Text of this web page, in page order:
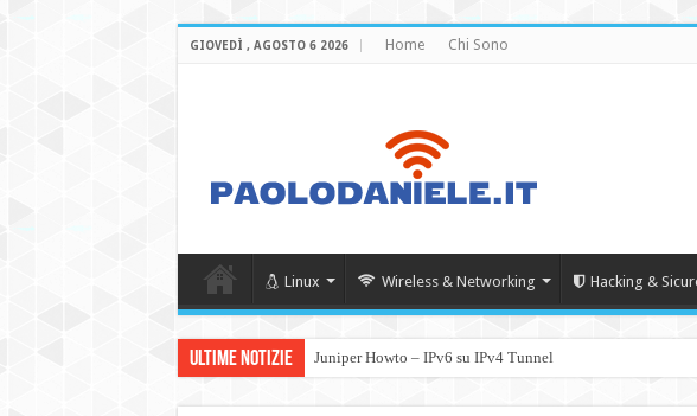
GIOVEDÌ , AGOSTO 6 2026 Home Chi Sono
Linux Wireless & Networking Hacking &
Ultime Notizie Juniper Howto – IPv6 su IPv4 Tunnel